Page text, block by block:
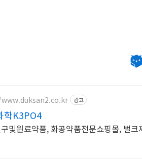
광고
학K3PO4
및원료약품, 화공약품전문쇼핑몰, 벌